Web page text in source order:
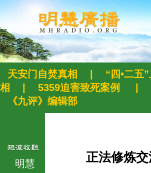
天安门自焚真相
“四•二五
相
5359迫害致死案例
《九评》编辑部
明慧 正法修炼